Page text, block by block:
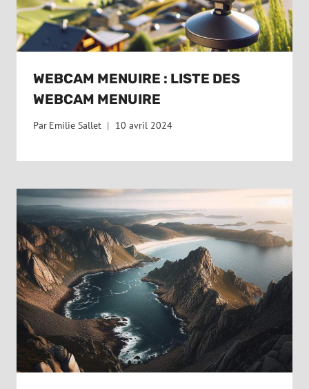
WEBCAM MENUIRE : LISTE DES
WEBCAM MENUIRE
Par Emilie Sallet 10 avril 2024